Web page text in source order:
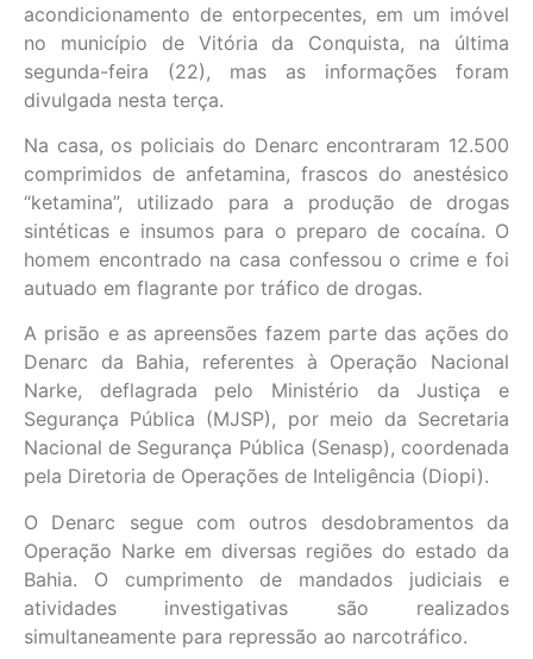
acondicionamento de entorpecentes, em um imóvel
no município de Vitória da Conquista, na última
segunda-feira (22), mas as informações foram
divulgada nesta terça.
Na casa, os policiais do Denarc encontraram 12.500
comprimidos de anfetamina, frascos do anestésico
“ketamina”, utilizado para a produção de drogas
sintéticas e insumos para o preparo de cocaína. O
homem encontrado na casa confessou o crime e foi
autuado em flagrante por tráfico de drogas.
A prisão e as apreensões fazem parte das ações do
Denarc da Bahia, referentes à Operação Nacional
Narke, deflagrada pelo Ministério da Justiça e
Segurança Pública (MJSP), por meio da Secretaria
Nacional de Segurança Pública (Senasp), coordenada
pela Diretoria de Operações de Inteligência (Diopi).
O Denarc segue com outros desdobramentos da
Operação Narke em diversas regiões do estado da
Bahia. O cumprimento de mandados judiciais e
atividades investigativas são realizados
simultaneamente para repressão ao narcotráfico.